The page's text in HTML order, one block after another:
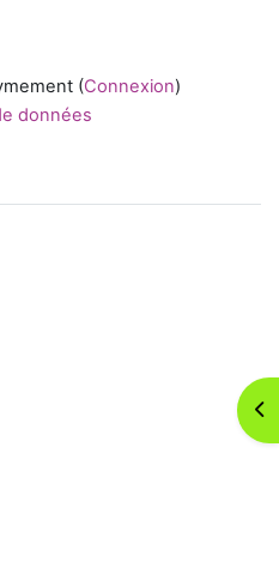
(Connexion)
données